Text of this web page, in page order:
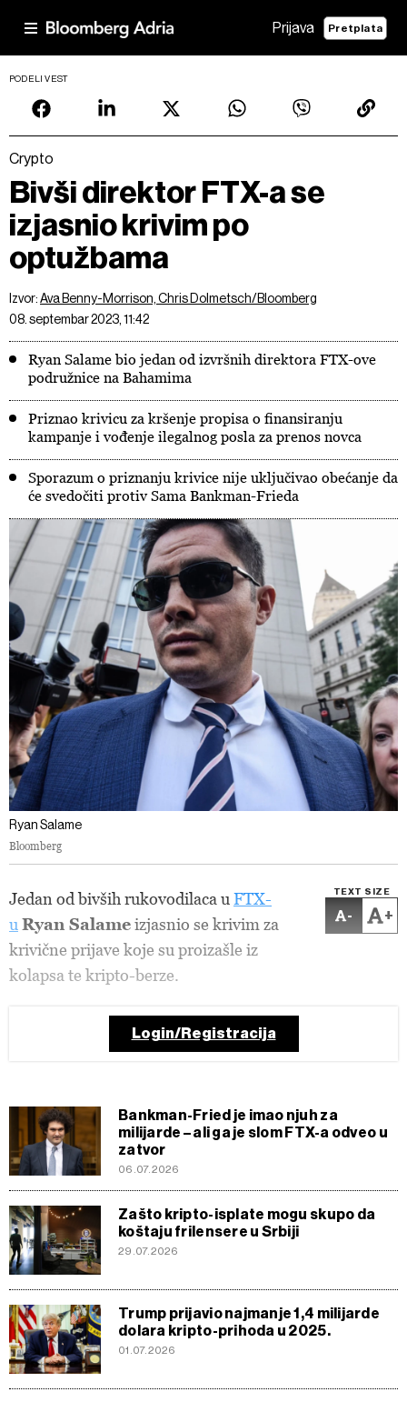
Prijava Pretplata
PODELI VEST
Crypto
Bivši direktor FTX-a se
izjasnio krivim po
optužbama
Izvor:Ava Benny-Morrison, Chris Dolmetsch/Bloomberg
08. septembar 2023, 11:42
Ryan Salame bio jedan od izvršnih direktora FTX-ove
podružnice na Bahamima
Priznao krivicu za kršenje propisa o finansiranju
kampanje i vođenje ilegalnog posla za prenos novca
Sporazum o priznanju krivice nije uključivao obećanje da
će svedočiti protiv Sama Bankman-Frieda
Ryan Salame
Bloomberg
TEXT SIZE
- +
Jedan od bivših rukovodilaca u FTX-
u Ryan Salameizjasnio se krivim za
krivične prijave koje su proizašle iz
kolapsa te kripto-berze.
Login/Registracija
Bankman-Fried je imao njuh za
milijarde – ali ga je slom FTX-a odveo u
zatvor
06.07.2026
Zašto kripto-isplate mogu skupo da
koštaju frilensere u Srbiji
29.07.2026
Trump prijavio najmanje 1,4 milijarde
dolara kripto-prihoda u 2025.
01.07.2026